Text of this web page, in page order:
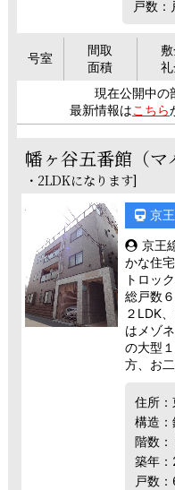
戸数：
号室
間取
面積
現在公開中の
最新情報はこちら
幡ヶ谷五番館（マ
・2LDKになります]
京
京王
かな住
トロッ
総戸数
２LDK
はメゾ
の大型
方、お
住所
構造
階数
築年
戸数